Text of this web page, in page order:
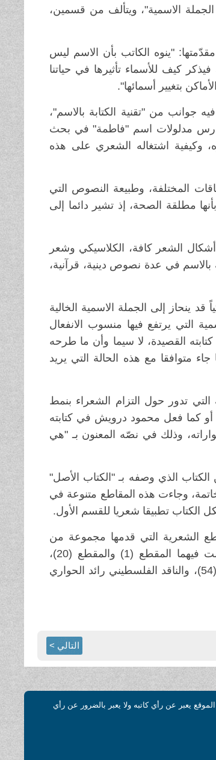
الجملة الاسمية"، ويتألف من قسمين،
"ينوه الكاتب بأن الاسم ليس
كيف للأسماء تأثيرها في حياتنا
بتغيير أسمائها".
من "تقنية الكتابة بالاسم"،
فدرس مدلولات اسم "فاطمة" في بحث
وكيفية اشتغاله الشعري على هذه
المختلفة، وطبيعة النصوص التي
مطلقة الصحة، إذ تشير دائما إلى
أشكال الشعر كافة، الكلاسيكي وشعر
بالاسم في عدة نصوص دينية، قرآنية،
ينحاز إلى الجملة الاسمية الخالية
التي يرتفع فيها منسوب الانفعال
القصيدة، لا سيما وأن ما طرحه
متوافقا مع هذه الحالة التي يريد
تدور حول التزام الشعراء بنمط
أو كما فعل محمود درويش في كتابته
وذلك في نصّه المعنون بـ "هي
الذي وصفه بـ "الكتاب الأصل"
عدا المفتتح والخاتمة، وجاءت هذه المقاطع متنوعة في
الكتاب تطبيقا شعريا للقسم الأول.
الشعرية التي قدمها مجموعة من
الكتّاب العرب، فكان هناك مقالتان نقديتان للكاتبة اللبنانية مادونا عسكر درست فيهما المقطع (1) والمقطع (20)،
والكاتبة والمترجمة الفلسطينية أمينة حسين التي تناولت بمقالة قصيرة المقطع (54)، والناقد الفلسطيني رائد الحواري
التالي >
يعبر عن رأي كاتبه ولا يعبر بالضرور عن رأي